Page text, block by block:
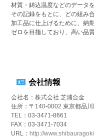
材質・鋳込温度などのデータ
その記録をもとに、どの組み
加工品に仕上げるために、納
ゼロを目指しており、高い品
会社情報
会社名：株式会社 芝浦合金
住所：〒140-0002 東京都品
TEL：03-3471-8661
FAX：03-3471-7034
URL： http://